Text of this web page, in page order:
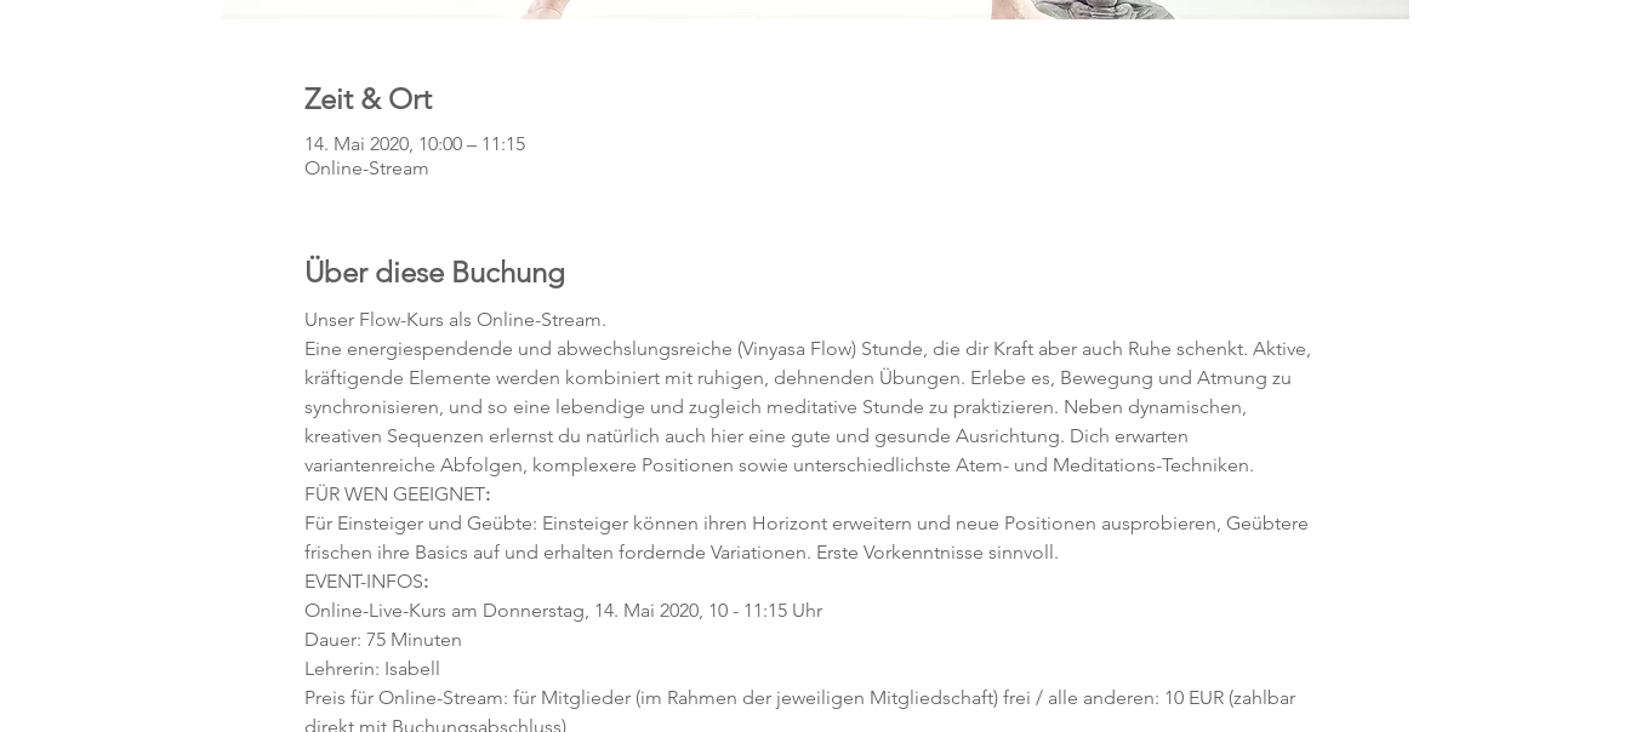
Zeit & Ort
14. Mai 2020, 10:00 – 11:15
Online-Stream
Über diese Buchung
Unser Flow-Kurs als Online-Stream.
Eine energiespendende und abwechslungsreiche (Vinyasa Flow) Stunde, die dir Kraft aber auch Ruhe schenkt. Aktive,
kräftigende Elemente werden kombiniert mit ruhigen, dehnenden Übungen. Erlebe es, Bewegung und Atmung zu
synchronisieren, und so eine lebendige und zugleich meditative Stunde zu praktizieren. Neben dynamischen,
kreativen Sequenzen erlernst du natürlich auch hier eine gute und gesunde Ausrichtung. Dich erwarten
variantenreiche Abfolgen, komplexere Positionen sowie unterschiedlichste Atem- und Meditations-Techniken.
FÜR WEN GEEIGNET:
Für Einsteiger und Geübte: Einsteiger können ihren Horizont erweitern und neue Positionen ausprobieren, Geübtere
frischen ihre Basics auf und erhalten fordernde Variationen. Erste Vorkenntnisse sinnvoll.
EVENT-INFOS:
Online-Live-Kurs am Donnerstag, 14. Mai 2020, 10 - 11:15 Uhr
Dauer: 75 Minuten
Lehrerin: Isabell
Preis für Online-Stream: für Mitglieder (im Rahmen der jeweiligen Mitgliedschaft) frei / alle anderen: 10 EUR (zahlbar
direkt mit Buchungsabschluss)